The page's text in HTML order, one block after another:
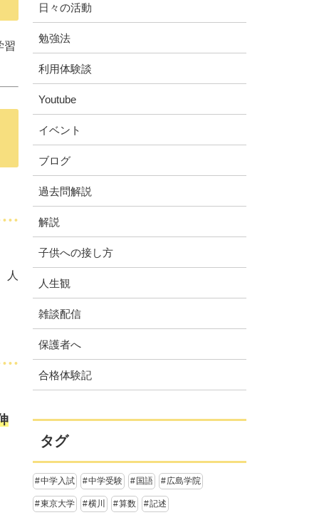
習
人
日々の活動
勉強法
利用体験談
Youtube
イベント
ブログ
過去問解説
解説
子供への接し方
人生観
雑談配信
保護者へ
合格体験記
タグ
中学入試 中学受験 国語 広島学院
東京大学 横川 算数 記述